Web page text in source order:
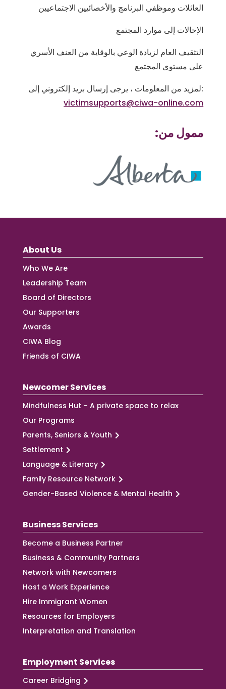
العائلات وموظفي البرنامج والأخصائيين الاجتماعيين
الإحالات إلى موارد المجتمع
التثقيف العام لزيادة الوعي بالوقاية من العنف الأسري
على مستوى المجتمع
لمزيد من المعلومات ، يرجى إرسال بريد إلكتروني إلى:
victimsupports@ciwa-online.com
:ممول من
About Us
Who We Are
Leadership Team
Board of Directors
Our Supporters
Awards
CIWA Blog
Friends of CIWA
Newcomer Services
Mindfulness Hut – A private space to relax
Our Programs
Parents, Seniors & Youth
Settlement
Language & Literacy
Family Resource Network
Gender-Based Violence & Mental Health
Business Services
Become a Business Partner
Business & Community Partners
Network with Newcomers
Host a Work Experience
Hire Immigrant Women
Resources for Employers
Interpretation and Translation
Employment Services
Career Bridging